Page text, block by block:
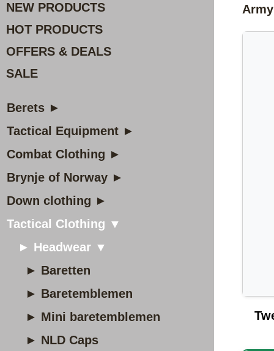
NEW PRODUCTS
HOT PRODUCTS
OFFERS & DEALS
SALE
Berets ►
Tactical Equipment ►
Combat Clothing ►
Brynje of Norway ►
Down clothing ►
Tactical Clothing ▼
► Headwear ▼
► Baretten
► Baretemblemen
► Mini baretemblemen
► NLD Caps